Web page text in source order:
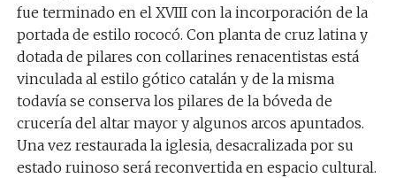
fue terminado en el XVIII con la incorporación de la
portada de estilo rococó. Con planta de cruz latina y
dotada de pilares con collarines renacentistas está
vinculada al estilo gótico catalán y de la misma
todavía se conserva los pilares de la bóveda de
crucería del altar mayor y algunos arcos apuntados.
Una vez restaurada la iglesia, desacralizada por su
estado ruinoso será reconvertida en espacio cultural.